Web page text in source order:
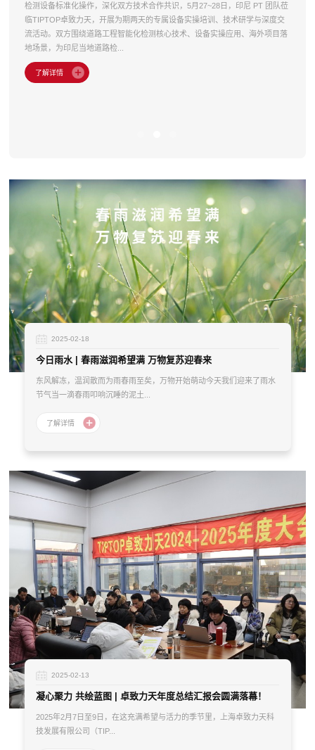
检测设备标准化操作，深化双方技术合作共识，5月27~28日，印尼 PT 团队莅
临TIPTOP卓致力天，开展为期两天的专属设备实操培训、技术研学与深度交
流活动。双方围绕道路工程智能化检测核心技术、设备实操应用、海外项目落
地场景，为印尼当地道路检...
2025-02-18
今日雨水 | 春雨滋润希望满 万物复苏迎春来
东风解冻，温润散而为雨春雨至矣，万物开始萌动今天我们迎来了雨水
节气当一滴春雨叩响沉睡的泥土...
2025-02-13
凝心聚力 共绘蓝图 | 卓致力天年度总结汇报会圆满落幕！
2025年2月7日至9日，在这充满希望与活力的季节里，上海卓致力天科
技发展有限公司（TIP...